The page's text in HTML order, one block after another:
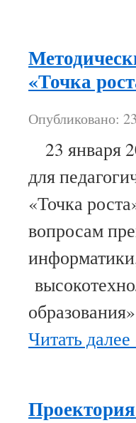
«Точка
Опубликовано:
23 января
для
«Точка
вопросам
Читать далее